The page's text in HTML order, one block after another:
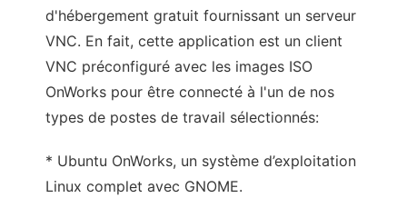
d'hébergement gratuit fournissant un serveur
VNC. En fait, cette application est un client
VNC préconfiguré avec les images ISO
OnWorks pour être connecté à l'un de nos
types de postes de travail sélectionnés:
* Ubuntu OnWorks, un système d’exploitation
Linux complet avec GNOME.